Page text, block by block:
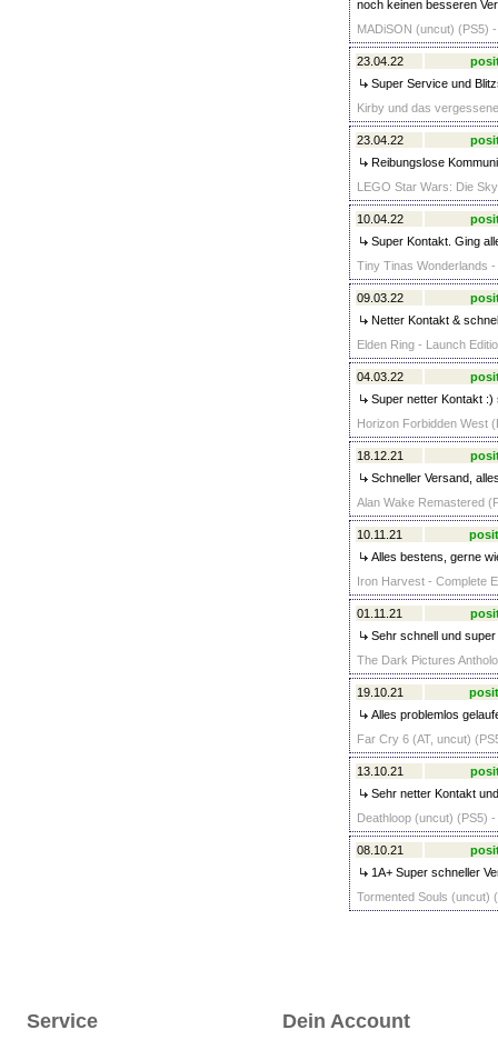
noch keinen besseren
MADiSON (uncut) (PS5)
23.04.22
Super Service und
Kirby und das
23.04.22
Reibungslose
LEGO Star Wars: Die
10.04.22
Super Kontakt. Ging
Tiny Tinas Wonderlands
09.03.22
Netter Kontakt &
Elden Ring - Launch
04.03.22
Super netter Kontakt :)
Horizon Forbidden West
18.12.21
Schneller Versand,
Alan Wake Remastered
10.11.21
Alles bestens, gerne
Iron Harvest - Complete
01.11.21
Sehr schnell und
The Dark Pictures
19.10.21
Alles problemlos
Far Cry 6 (AT, uncut)
13.10.21
Sehr netter Kontakt
Deathloop (uncut) (PS5)
08.10.21
1A+ Super schneller
Tormented Souls (uncut)
Service Dein Account